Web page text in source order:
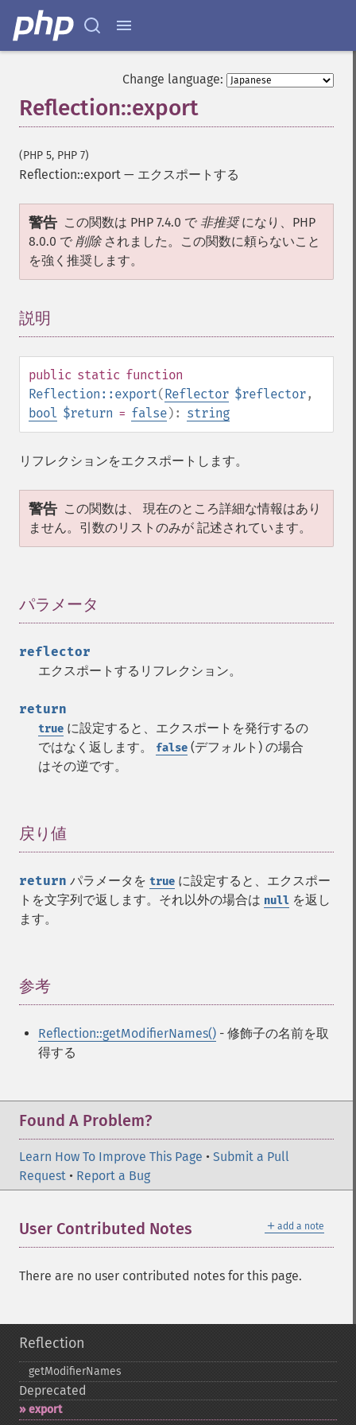
Change language:
Reflection::export
(PHP 5, PHP 7)
Reflection::export — エクスポートする
警告 この関数は PHP 7.4.0 で 非推奨になり、PHP
8.0.0 で 削除されました。この関数に頼らないこと
を強く推奨します。
説明
public static function
Reflection::export(Reflector $reflector,
bool $return = false): string
リフレクションをエクスポートします。
警告 この関数は、 現在のところ詳細な情報はあり
ません。引数のリストのみが 記述されています。
パラメータ
reflector
エクスポートするリフレクション。
return
true に設定すると、エクスポートを発行するの
ではなく返します。
false (デフォルト) の場合
はその逆です。
戻り値
return パラメータを true に設定すると、エクスポー
トを文字列で返します。それ以外の場合は null を返し
ます。
参考
Reflection::getModifierNames() - 修飾子の名前を取
得する
Found A Problem?
Learn How To Improve This Page • Submit a Pull
Request • Report a Bug
＋ add a note
User Contributed Notes
There are no user contributed notes for this page.
Reflection
getModifierNames
Deprecated
export